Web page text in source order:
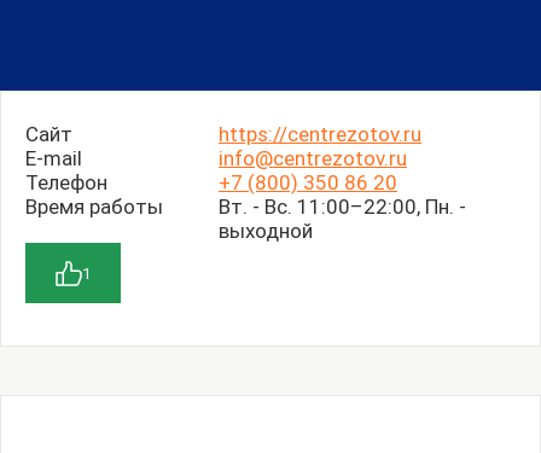
Сайт
https://centrezotov.ru
E-mail
info@centrezotov.ru
Телефон
+7 (800) 350 86 20
Время работы
Вт. - Вс. 11:00–22:00, Пн. -
выходной
1